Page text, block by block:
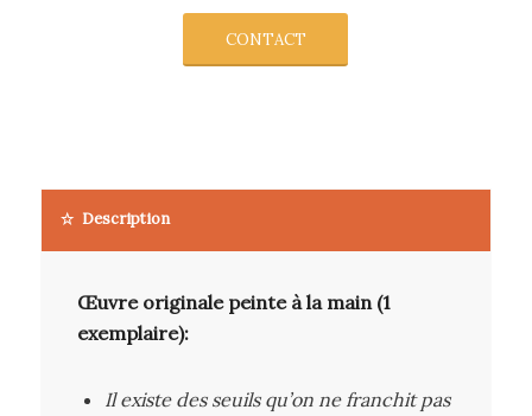
CONTACT
Description
Œuvre originale peinte à la main (1
exemplaire):
Il existe des seuils qu’on ne franchit pas